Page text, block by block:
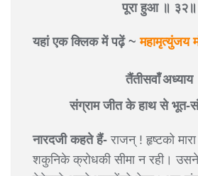
पूरा हुआ ॥ ३२॥
यहां एक क्लिक में पढ़ें ~महामृत्युंजय
तैंतीसवाँ अध्याय
संग्राम जीत के हाथ से भूत-
नारदजी कहते हैं- राजन् ! हृष्टको
शकुनिके क्रोधकी सीमा न रही।